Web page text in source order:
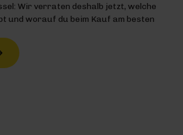
Wir verraten deshalb jetzt, welche
und worauf du beim Kauf am besten